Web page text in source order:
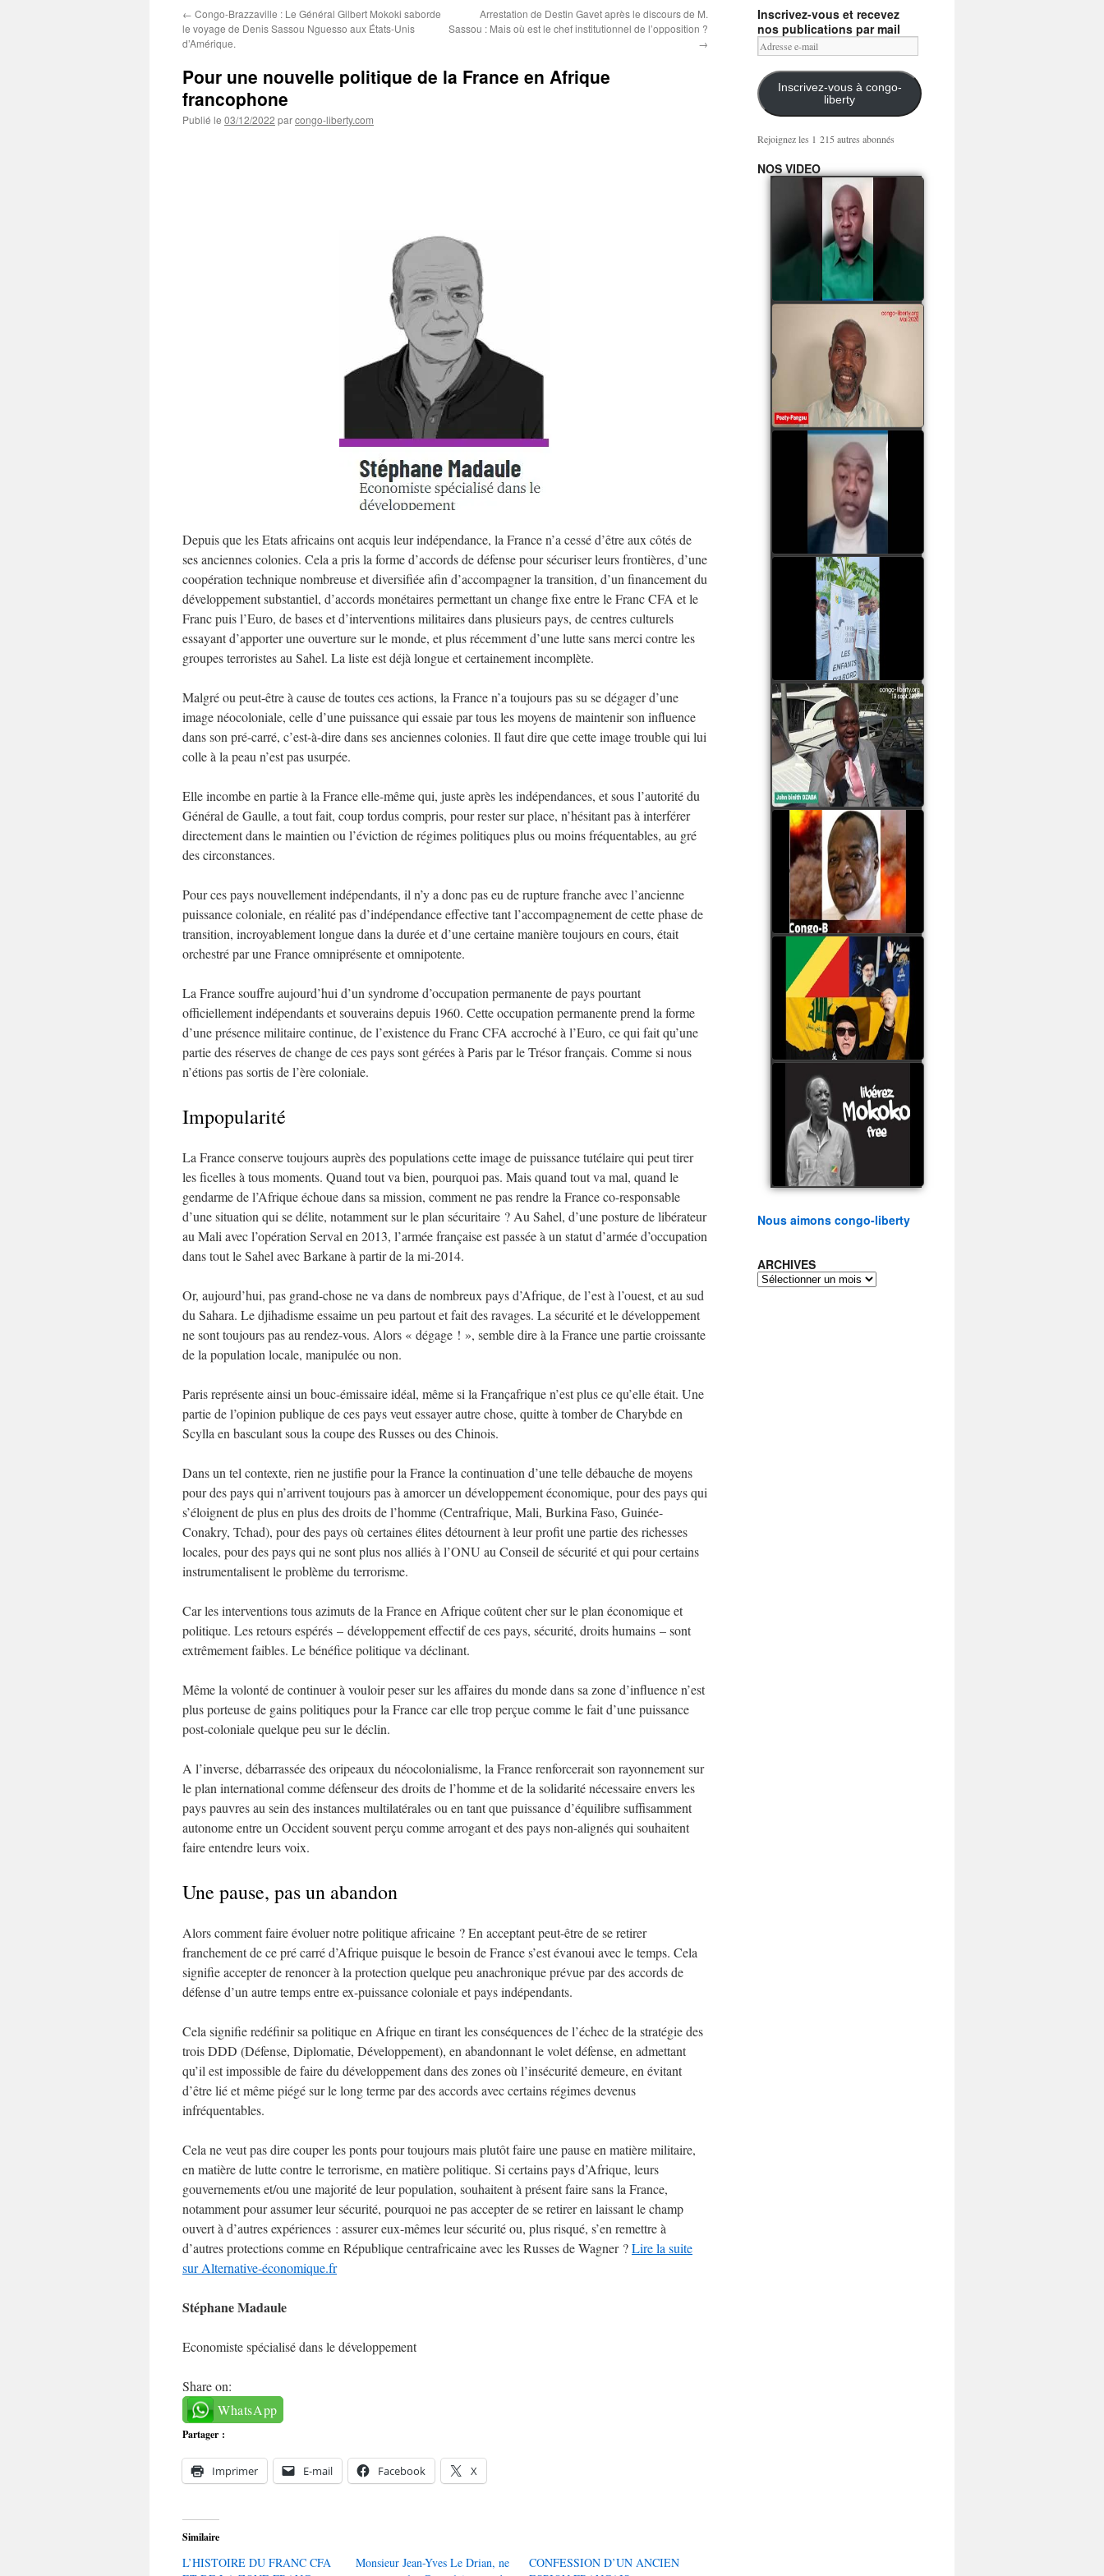
← Congo-Brazzaville : Le Général Gilbert Mokoki saborde
le voyage de Denis Sassou Nguesso aux États-Unis
d’Amérique.
Arrestation de Destin Gavet après le discours de M.
Sassou : Mais où est le chef institutionnel de l’opposition ?
→
Pour une nouvelle politique de la France en Afrique
francophone
Publié le 03/12/2022 parcongo-liberty.com
Depuis que les Etats africains ont acquis leur indépendance, la France n’a cessé d’être aux côtés de
ses anciennes colonies. Cela a pris la forme d’accords de défense pour sécuriser leurs frontières, d’une
coopération technique nombreuse et diversifiée afin d’accompagner la transition, d’un financement du
développement substantiel, d’accords monétaires permettant un change fixe entre le Franc CFA et le
Franc puis l’Euro, de bases et d’interventions militaires dans plusieurs pays, de centres culturels
essayant d’apporter une ouverture sur le monde, et plus récemment d’une lutte sans merci contre les
groupes terroristes au Sahel. La liste est déjà longue et certainement incomplète.
Malgré ou peut-être à cause de toutes ces actions, la France n’a toujours pas su se dégager d’une
image néocoloniale, celle d’une puissance qui essaie par tous les moyens de maintenir son influence
dans son pré-carré, c’est-à-dire dans ses anciennes colonies. Il faut dire que cette image trouble qui lui
colle à la peau n’est pas usurpée.
Elle incombe en partie à la France elle-même qui, juste après les indépendances, et sous l’autorité du
Général de Gaulle, a tout fait, coup tordus compris, pour rester sur place, n’hésitant pas à interférer
directement dans le maintien ou l’éviction de régimes politiques plus ou moins fréquentables, au gré
des circonstances.
Pour ces pays nouvellement indépendants, il n’y a donc pas eu de rupture franche avec l’ancienne
puissance coloniale, en réalité pas d’indépendance effective tant l’accompagnement de cette phase de
transition, incroyablement longue dans la durée et d’une certaine manière toujours en cours, était
orchestré par une France omniprésente et omnipotente.
La France souffre aujourd’hui d’un syndrome d’occupation permanente de pays pourtant
officiellement indépendants et souverains depuis 1960. Cette occupation permanente prend la forme
d’une présence militaire continue, de l’existence du Franc CFA accroché à l’Euro, ce qui fait qu’une
partie des réserves de change de ces pays sont gérées à Paris par le Trésor français. Comme si nous
n’étions pas sortis de l’ère coloniale.
Impopularité
La France conserve toujours auprès des populations cette image de puissance tutélaire qui peut tirer
les ficelles à tous moments. Quand tout va bien, pourquoi pas. Mais quand tout va mal, quand le
gendarme de l’Afrique échoue dans sa mission, comment ne pas rendre la France co-responsable
d’une situation qui se délite, notamment sur le plan sécuritaire ? Au Sahel, d’une posture de libérateur
au Mali avec l’opération Serval en 2013, l’armée française est passée à un statut d’armée d’occupation
dans tout le Sahel avec Barkane à partir de la mi-2014.
Or, aujourd’hui, pas grand-chose ne va dans de nombreux pays d’Afrique, de l’est à l’ouest, et au sud
du Sahara. Le djihadisme essaime un peu partout et fait des ravages. La sécurité et le développement
ne sont toujours pas au rendez-vous. Alors « dégage ! », semble dire à la France une partie croissante
de la population locale, manipulée ou non.
Paris représente ainsi un bouc-émissaire idéal, même si la Françafrique n’est plus ce qu’elle était. Une
partie de l’opinion publique de ces pays veut essayer autre chose, quitte à tomber de Charybde en
Scylla en basculant sous la coupe des Russes ou des Chinois.
Dans un tel contexte, rien ne justifie pour la France la continuation d’une telle débauche de moyens
pour des pays qui n’arrivent toujours pas à amorcer un développement économique, pour des pays qui
s’éloignent de plus en plus des droits de l’homme (Centrafrique, Mali, Burkina Faso, Guinée-
Conakry, Tchad), pour des pays où certaines élites détournent à leur profit une partie des richesses
locales, pour des pays qui ne sont plus nos alliés à l’ONU au Conseil de sécurité et qui pour certains
instrumentalisent le problème du terrorisme.
Car les interventions tous azimuts de la France en Afrique coûtent cher sur le plan économique et
politique. Les retours espérés – développement effectif de ces pays, sécurité, droits humains – sont
extrêmement faibles. Le bénéfice politique va déclinant.
Même la volonté de continuer à vouloir peser sur les affaires du monde dans sa zone d’influence n’est
plus porteuse de gains politiques pour la France car elle trop perçue comme le fait d’une puissance
post-coloniale quelque peu sur le déclin.
A l’inverse, débarrassée des oripeaux du néocolonialisme, la France renforcerait son rayonnement sur
le plan international comme défenseur des droits de l’homme et de la solidarité nécessaire envers les
pays pauvres au sein des instances multilatérales ou en tant que puissance d’équilibre suffisamment
autonome entre un Occident souvent perçu comme arrogant et des pays non-alignés qui souhaitent
faire entendre leurs voix.
Une pause, pas un abandon
Alors comment faire évoluer notre politique africaine ? En acceptant peut-être de se retirer
franchement de ce pré carré d’Afrique puisque le besoin de France s’est évanoui avec le temps. Cela
signifie accepter de renoncer à la protection quelque peu anachronique prévue par des accords de
défense d’un autre temps entre ex-puissance coloniale et pays indépendants.
Cela signifie redéfinir sa politique en Afrique en tirant les conséquences de l’échec de la stratégie des
trois DDD (Défense, Diplomatie, Développement), en abandonnant le volet défense, en admettant
qu’il est impossible de faire du développement dans des zones où l’insécurité demeure, en évitant
d’être lié et même piégé sur le long terme par des accords avec certains régimes devenus
infréquentables.
Cela ne veut pas dire couper les ponts pour toujours mais plutôt faire une pause en matière militaire,
en matière de lutte contre le terrorisme, en matière politique. Si certains pays d’Afrique, leurs
gouvernements et/ou une majorité de leur population, souhaitent à présent faire sans la France,
notamment pour assumer leur sécurité, pourquoi ne pas accepter de se retirer en laissant le champ
ouvert à d’autres expériences : assurer eux-mêmes leur sécurité ou, plus risqué, s’en remettre à
d’autres protections comme en République centrafricaine avec les Russes de Wagner ?Lire la suite
sur Alternative-économique.fr
Stéphane Madaule
Economiste spécialisé dans le développement
Share on:
WhatsApp
Partager :
Imprimer E-mail Facebook X
Similaire
L’HISTOIRE DU FRANC CFA
Monsieur Jean-Yves Le Drian, ne
CONFESSION D’UN ANCIEN
Inscrivez-vous et recevez
nos publications par mail
Adresse
e-
mail
Inscrivez-vous à congo-
liberty
Rejoignez les 1 215 autres abonnés
NOS VIDEO
Mingwa BIANGO : Ni
les mercenaires russes,
ni la garde présidentielle
ne mourront pour
Sassou Denis
watch video
POATY PANGOU
parle de la coquille vide
Collinet Makosso, des
assassinats des jeunes
par Serge OBOA
watch video
Sassou Nguesso est
revenu au pouvoir par
les armes, il ne quittera
le pouvoir que par la
force
watch video
watch video
John Binith Dzaba
s'exprime sur le voyage
de Rodrigue Malanda
Samba à Paris
watch video
Poaty Pangou La
Conférence des ethnies
est la seule solution pour
éviter la scission du
Congo B
watch video
Les liaisons dangereuses
du clan Sassou Nguesso
avec le Hezbollah
watch video
Le Général Mokoko est
l'unique légitimité
présidentielle du peuple
congolais
watch video
Nous aimons congo-liberty
ARCHIVES
ARCHIVES